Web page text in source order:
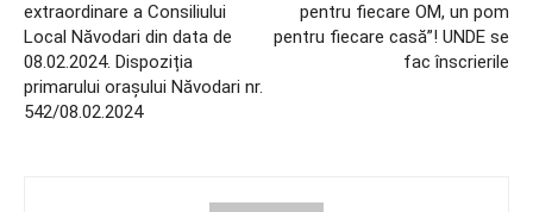
extraordinare a Consiliului
Local Năvodari din data de
08.02.2024. Dispoziția
primarului orașului Năvodari nr.
542/08.02.2024
pentru fiecare OM, un pom
pentru fiecare casă”! UNDE se
fac înscrierile